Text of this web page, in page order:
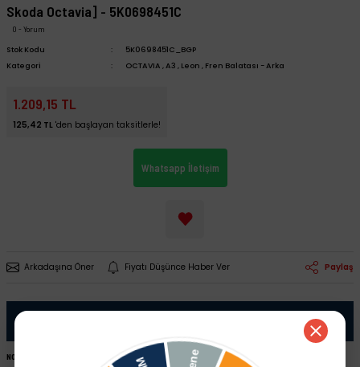
Skoda Octavia] - 5K0698451C
0 - Yorum
Stok Kodu
5K0698451C_BGP
Kategori
OCTAVIA ,A3 , Leon , Fren Balatası - Arka
1.209,15 TL
125,42 TL 'den başlayan taksitlerle!
Whatsapp İletişim
Arkadaşına Öner Fiyatı Düşünce Haber Ver Paylaş
NOT: Ürünü satın almadan önce şase numaranız ile sipariş hattımızdan kontrol ettirmeniz tavsiye edilir.